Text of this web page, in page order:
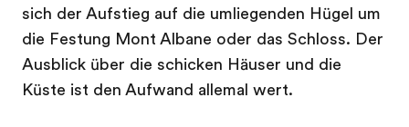
sich der Aufstieg auf die umliegenden Hügel um
die Festung Mont Albane oder das Schloss. Der
Ausblick über die schicken Häuser und die
Küste ist den Aufwand allemal wert.